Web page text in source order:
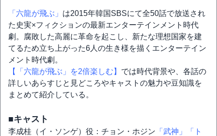
「六龍が飛ぶ」 は2015年韓国SBSにて全50話で放送され
た史実×フィクションの最新エンターテインメント時代
劇。腐敗した高麗に革命を起こし、新たな理想国家を建
てるため立ち上がった6人の生き様を描くエンターテイン
メント時代劇。
【「六龍が飛ぶ」を2倍楽しむ】 では時代背景や、各話の
詳しいあらすじと見どころやキャストの魅力や豆知識を
まとめて紹介している。
■キャスト
李成桂（イ・ソンゲ）役：チョン・ホジン 「武神」
「ト